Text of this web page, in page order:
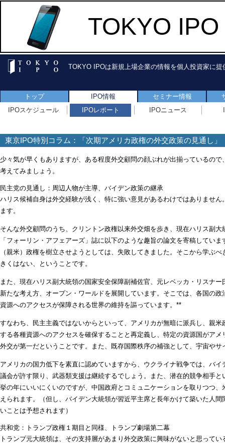
TOKYO
TOKYO IPOは新規上場企業の情報を個人投資家に提
トップ IPO情報 セミナー情報
IPOスケジュール
IPOレポート IPOニュース
東京IPO特別コラム：「次期アメリカ政権の外交政策の見通し」
少々気が早くもありますが、ある程度外交顧問の顔ぶれが出揃っているの
考えてみましょう。
民主党の見通し：周辺人物が主導、バイデン政策の継承
ハリス候補自身は外交経験が浅く、特に強い意見があるわけではありませ
ます。
そんな外交顧問のうち、クリントン政権以来外交畑を歩き、現在ハリス副
「フォーリン・アフェアーズ」誌に以下のような趣旨の論文を寄稿してい
（親米）政権を樹立させようとしては、失敗してきました。そこから学ぶ
きくはない、ということです。
また、現在ハリス副大統領の国家安全保障副補佐官、元レベッカ・リスナ
新たな考え方、オープン・ワールドを展開しています。そこでは、各国の
資源へのアクセスが保障される世界の維持を謳っています。**
すなわち、民主主義ではないからといって、アメリカが無暗に派兵し、親
する各種資源へのアクセスを確保することと再定義し、特定の資源国がア
外交が第一だということです。また、既存国際秩序の補強として、宇宙や
アメリカの国力低下を素直に認めていますから、ウクライナ戦争では、バ
議会が許す限り、武器類支援は継続するでしょう。また、潜在的競争相手
挙の年にいいにくいのですが、中国政府とコミュニケーションを取りつつ
えられます。（但し、バイデン大統領が習近平主席と長年かけて築いた人
いことは予想されます）
共和党：トランプ政権１期目と同様、トランプ劇場第二幕
トランプ元大統領は、その支持層があまり外交政策に興味がないと思って